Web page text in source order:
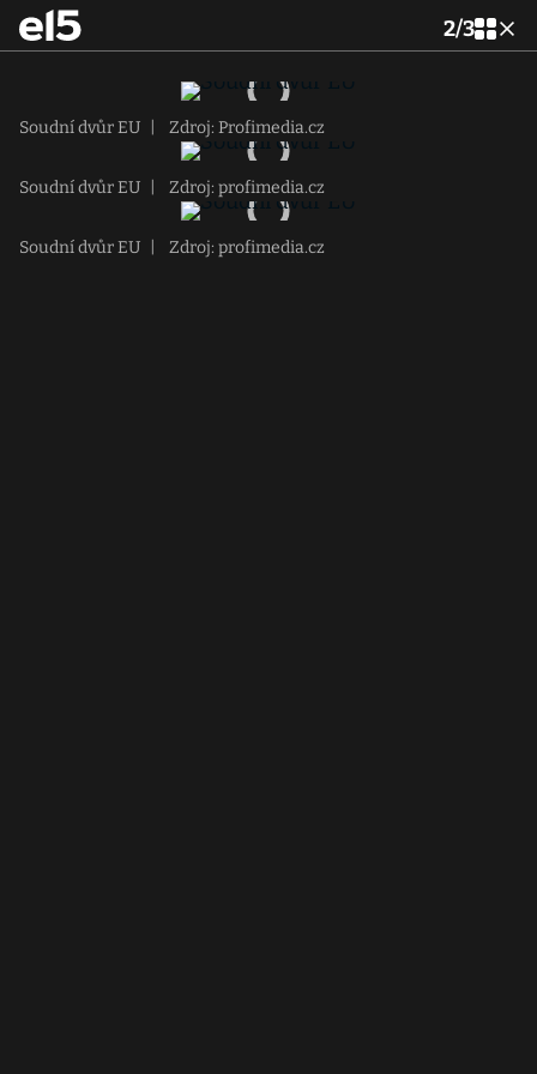
2/3
Soudní dvůr EU Zdroj: Profimedia.cz
Soudní dvůr EU Zdroj: profimedia.cz
Soudní dvůr EU Zdroj: profimedia.cz